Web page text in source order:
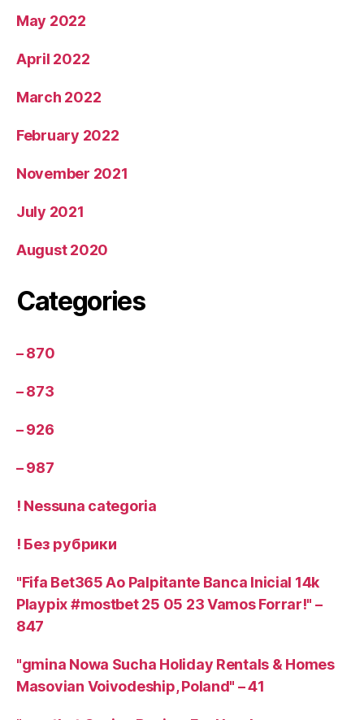
May 2022
April 2022
March 2022
February 2022
November 2021
July 2021
August 2020
Categories
– 870
– 873
– 926
– 987
! Nessuna categoria
! Без рубрики
"Fifa Bet365 Ao Palpitante Banca Inicial 14k
Playpix #mostbet 25 05 23 Vamos Forrar!" –
847
"gmina Nowa Sucha Holiday Rentals & Homes
Masovian Voivodeship, Poland" – 41